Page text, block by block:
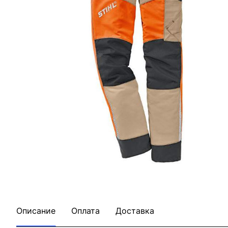
Описание Оплата Доставка